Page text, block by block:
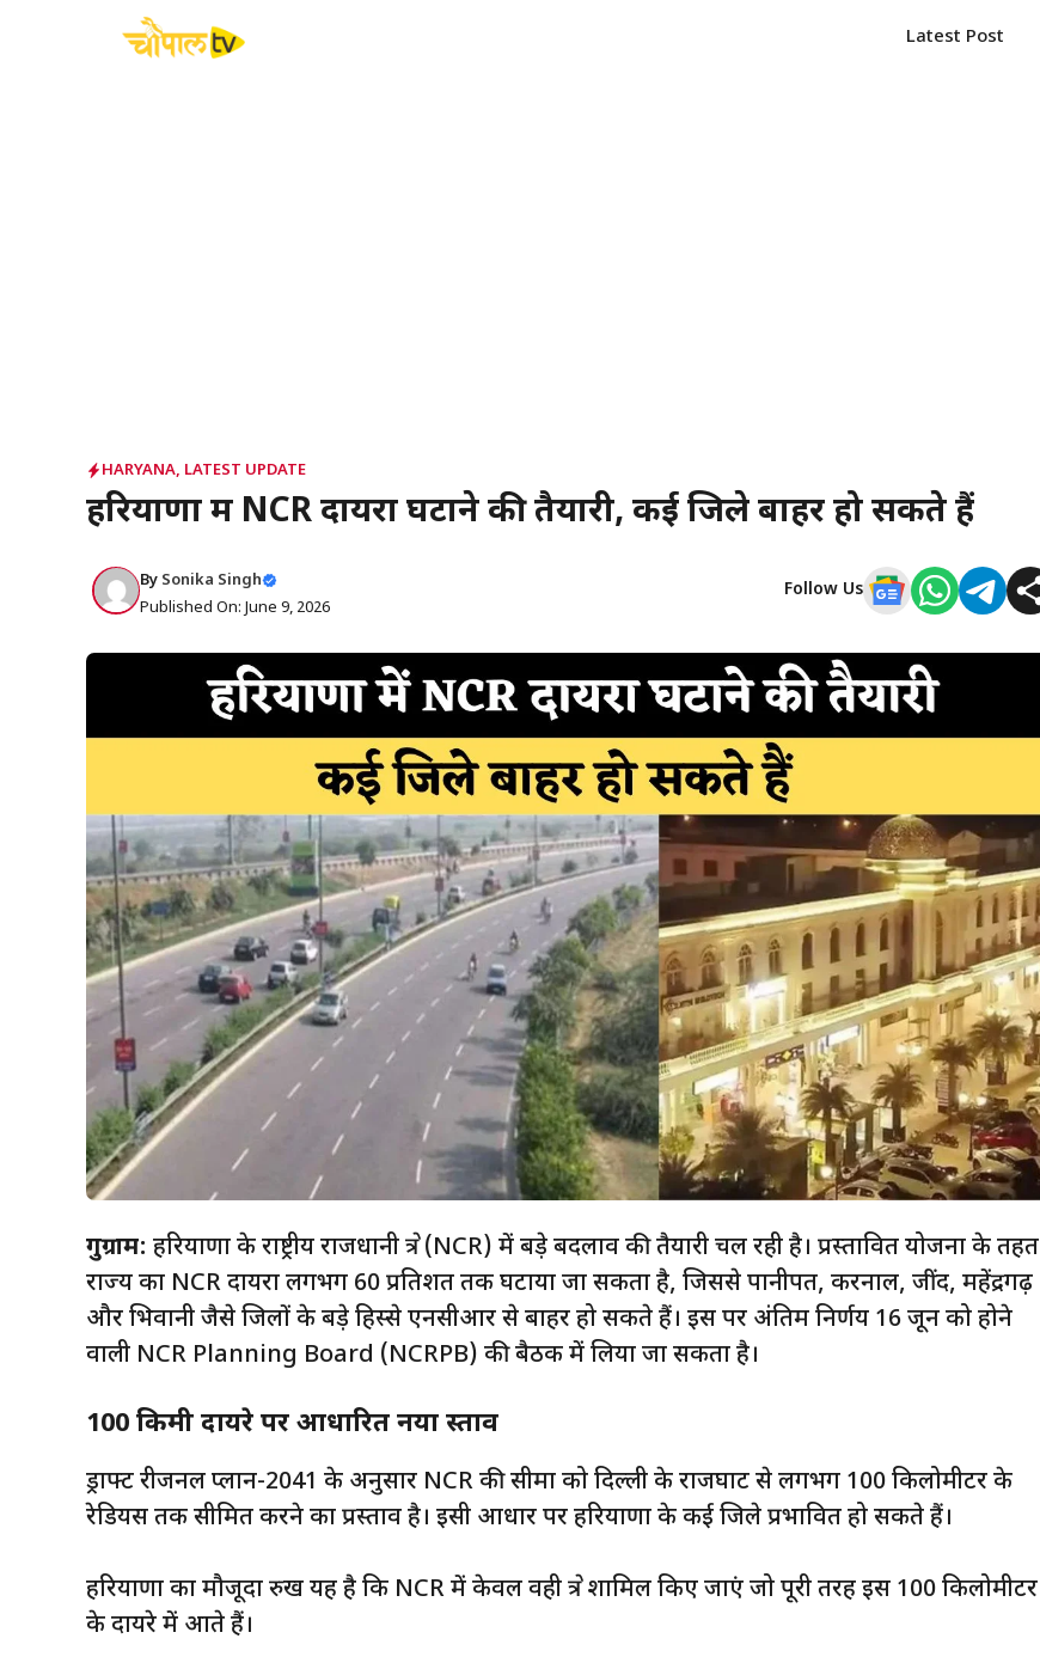
Latest Post
HARYANA, LATEST UPDATE
हरियाणा में NCR दायरा घटाने की तैयारी, कई जिले बाहर हो सकते हैं
By Sonika Singh
Published On: June 9, 2026
Follow Us
गुरुग्राम: हरियाणा के राष्ट्रीय राजधानी क्षेत्र (NCR) में बड़े बदलाव की तैयारी चल रही है। प्रस्तावित योजना के तहत
राज्य का NCR दायरा लगभग 60 प्रतिशत तक घटाया जा सकता है, जिससे पानीपत, करनाल, जींद, महेंद्रगढ़
और भिवानी जैसे जिलों के बड़े हिस्से एनसीआर से बाहर हो सकते हैं। इस पर अंतिम निर्णय 16 जून को होने
वाली NCR Planning Board (NCRPB) की बैठक में लिया जा सकता है।
100 किमी दायरे पर आधारित नया प्रस्ताव
ड्राफ्ट रीजनल प्लान-2041 के अनुसार NCR की सीमा को दिल्ली के राजघाट से लगभग 100 किलोमीटर के
रेडियस तक सीमित करने का प्रस्ताव है। इसी आधार पर हरियाणा के कई जिले प्रभावित हो सकते हैं।
हरियाणा का मौजूदा रुख यह है कि NCR में केवल वही क्षेत्र शामिल किए जाएं जो पूरी तरह इस 100 किलोमीटर
के दायरे में आते हैं।